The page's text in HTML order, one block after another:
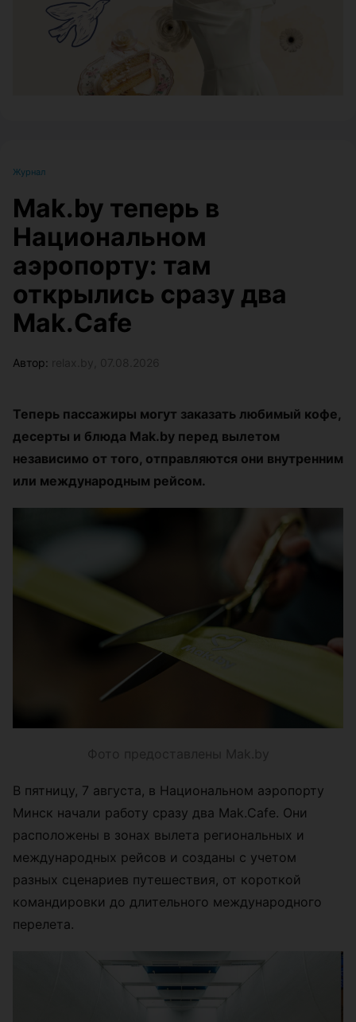
Журнал
Mak.by теперь в
Национальном
аэропорту: там
открылись сразу два
Mak.Cafe
Автор:
Теперь пассажиры могут заказать любимый кофе,
десерты и блюда Mak.by перед вылетом
независимо от того, отправляются они внутренним
или международным рейсом.
Фото предоставлены Mak.by
В пятницу, 7 августа, в Национальном аэропорту
Минск начали работу сразу два Mak.Cafe. Они
расположены в зонах вылета региональных и
международных рейсов и созданы с учетом
разных сценариев путешествия, от короткой
командировки до длительного международного
перелета.